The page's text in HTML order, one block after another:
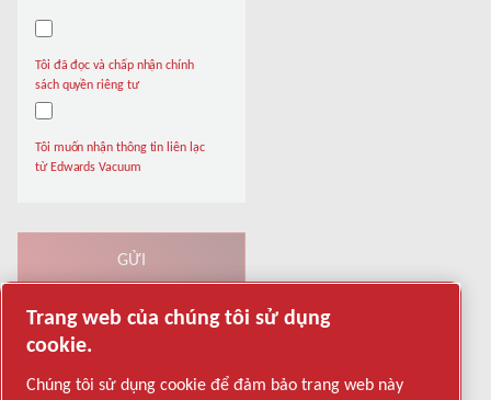
Tôi đã đọc và chấp nhận chính
sách quyền riêng tư
Tôi muốn nhận thông tin liên lạc
từ Edwards Vacuum
Xác minh chống Robot
Friendly Captcha ⇗
Trang web của chúng tôi sử dụng
cookie.
Chúng tôi sử dụng cookie để đảm bảo trang web này